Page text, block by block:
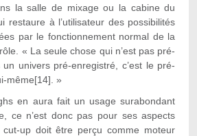
la salle de mixage ou la cabine du
restaure à l’utilisateur des possibilités
par le fonctionnement normal de la
« La seule chose qui n’est pas pré-
univers pré-enregistré, c’est le pré-
même[14]. »
en aura fait un usage surabondant
ce n’est donc pas pour ses aspects
up doit être perçu comme moteur